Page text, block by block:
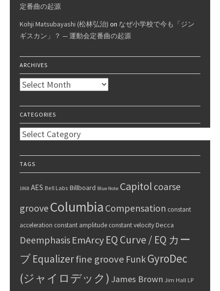
定番曲の起源
Kohji Matsubayashi (松林弘治) on なぜ小学校で今も「ジン
ギスカン」？ — 運動会定番曲の起源
ARCHIVES
Archives
CATEGORIES
Categories
TAGS
1968 AES Bell Labs Billboard Blue Note Capitol coarse
groove Columbia Compensation constant
acceleration constant amplitude constant velocityDecca
Deemphasis EmArcyEQ Curve / EQ カー
ブEqualizerfine groove FunkGyroDec
(ジャイロデック) James Brown Jim Hall LP